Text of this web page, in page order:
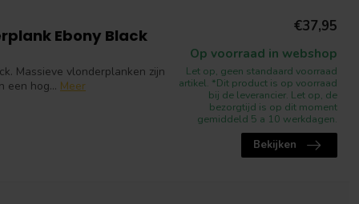
Ebony Black
Massieve vlonderplanken zijn
een hog... Meer
€37,95
Op voorraad in webshop
Let op, geen standaard voorraad
artikel. *Dit product is op voorraad
bij de leverancier. Let op, de
bezorgtijd is op dit moment
gemiddeld 5 a 10 werkdagen.
Bekijken